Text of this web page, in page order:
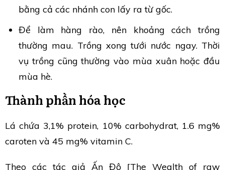
bằng cả các nhánh con lấy ra từ gốc.
Để làm hàng rào, nên khoảng cách trồng
thường mau. Trồng xong tưới nước ngay. Thời
vụ trồng cũng thường vào mùa xuân hoặc đầu
mùa hè.
Thành phần hóa học
Lá chứa 3,1% protein, 10% carbohydrat, 1.6 mg%
caroten và 45 mg% vitamin C.
Theo các tác giả Ấn Độ [The Wealth of raw